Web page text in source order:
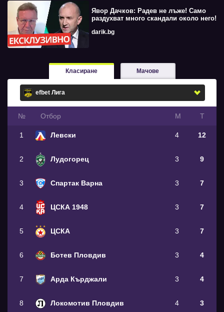
Явор Дачков: Радев не лъже! Само
раздухват много скандали около него!
darik.bg
Класиране Мачове
№ Oтбор М Т
1 Левски 4 12
2 Лудогорец 3 9
3 Спартак Варна 3 7
4 ЦСКА 1948 3 7
5 ЦСКА 3 7
6 Ботев Пловдив 3 4
7 Арда Кърджали 3 4
8 Локомотив Пловдив 4 3